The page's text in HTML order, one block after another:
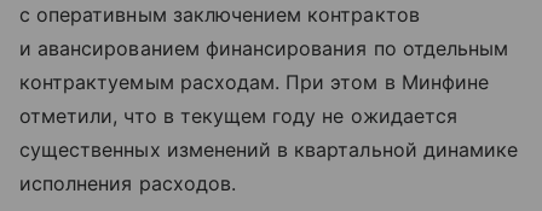
с оперативным заключением контрактов
и авансированием финансирования по отдельным
контрактуемым расходам. При этом в Минфине
отметили, что в текущем году не ожидается
существенных изменений в квартальной динамике
исполнения расходов.